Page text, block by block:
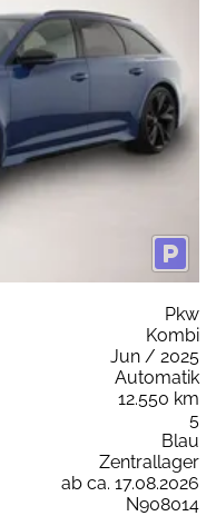
Pkw
Kombi
Jun / 2025
Automatik
12.550 km
5
Blau
Zentrallager
ab ca. 17.08.2026
N908014